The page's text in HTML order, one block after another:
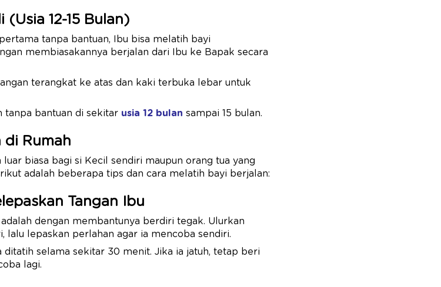
12-15 Bulan)
tanpa bantuan, Ibu bisa melatih bayi
membiasakannya berjalan dari Ibu ke Bapak secara
terangkat ke atas dan kaki terbuka lebar untuk
tanpa bantuan di sekitar usia 12 bulan sampai 15 bulan.
di Rumah
biasa bagi si Kecil sendiri maupun orang tua yang
adalah beberapa tips dan cara melatih bayi berjalan:
Tangan Ibu
adalah dengan membantunya berdiri tegak. Ulurkan
lalu lepaskan perlahan agar ia mencoba sendiri.
selama sekitar 30 menit. Jika ia jatuh, tetap beri
lagi.